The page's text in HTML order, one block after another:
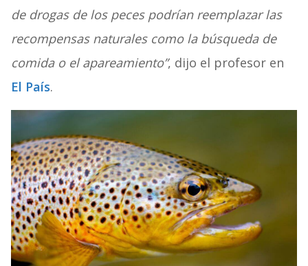
de drogas de los peces podrían reemplazar las
recompensas naturales como la búsqueda de
comida o el apareamiento”, dijo el profesor en
El País.